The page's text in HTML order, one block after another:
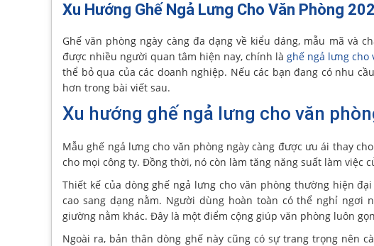
Xu Hướng Ghế Ngả Lưng Cho Văn Phòng
Ghế văn phòng ngày càng đa dạng về kiểu dáng, mẫu mã và
được nhiều người quan tâm hiện nay, chính làghế ngả lưng cho
thể bỏ qua của các doanh nghiệp. Nếu các bạn đang có nhu
hơn trong bài viết sau.
Xu hướng ghế ngả lưng cho văn
Mẫu ghế ngả lưng cho văn phòng ngày càng được ưu ái thay
cho mọi công ty. Đồng thời, nó còn làm tăng năng suất làm việc
Thiết kế của dòng ghế ngả lưng cho văn phòng thường hiện
cao sang dạng nằm. Người dùng hoàn toàn có thể nghỉ ngơi
giường nằm khác. Đây là một điểm cộng giúp văn phòng luôn
Ngoài ra, bản thân dòng ghế này cũng có sự trang trọng nên